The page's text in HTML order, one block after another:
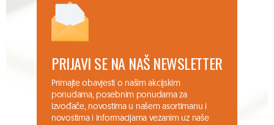
PRIJAVI SE NA NAŠ NEWSLETTER
Primajte obavjesti o našim akcijskim
ponudama, posebnim ponudama za
izvođače, novostima u našem asortimanu i
novostima i informacijama vezanim uz naše